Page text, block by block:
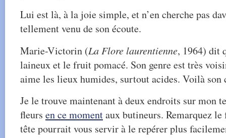
Lui est là, à la joie simple, et n’en cherche pas
tellement venu de son écoute.
Marie-Victorin (La Flore laurentienne, 1964) dit
laineux et le fruit pomacé. Son genre est très
aime les lieux humides, surtout acides. Voilà son
Je le trouve maintenant à deux endroits sur mon
fleurs en ce momentaux butineurs. Remarquez
tête pourrait vous servir à le repérer plus